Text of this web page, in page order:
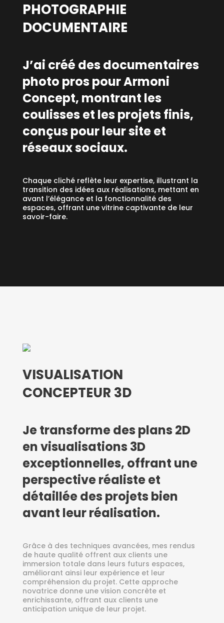
PHOTOGRAPHIE
DOCUMENTAIRE
J’ai créé des documentaires
photo pros pour Armoni
Concept, montrant les
coulisses et les projets finis,
conçus pour leur site et
réseaux sociaux.
Chaque cliché reflète leur expertise, illustrant la
transition des idées aux réalisations, mettant en
avant l’élégance et la fonctionnalité des
espaces, offrant une vitrine captivante de leur
savoir-faire.
VISUALISATION
CONCEPTEUR 3D
Je transforme des plans 2D
en visualisations 3D
exceptionnelles, offrant une
perspective réaliste et
détaillée des projets bien
avant leur réalisation.
Grâce à des techniques avancées, mes rendus
de haute qualité offrent aux clients une
immersion totale dans leurs futurs espaces,
améliorant ainsi leur expérience et leur
compréhension du projet. Cette approche
novatrice donne une vision concrète et
enrichissante, offrant aux clients une
anticipation unique de leur projet.